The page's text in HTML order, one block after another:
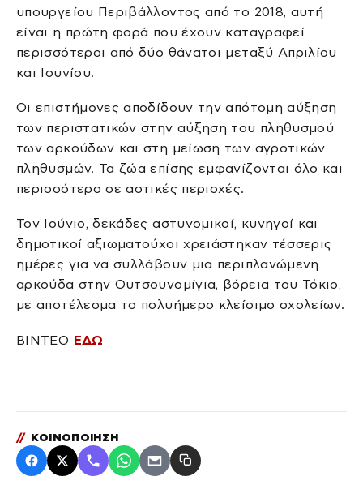
υπουργείου Περιβάλλοντος από το 2018, αυτή
είναι η πρώτη φορά που έχουν καταγραφεί
περισσότεροι από δύο θάνατοι μεταξύ Απριλίου
και Ιουνίου.
Οι επιστήμονες αποδίδουν την απότομη αύξηση
των περιστατικών στην αύξηση του πληθυσμού
των αρκούδων και στη μείωση των αγροτικών
πληθυσμών. Τα ζώα επίσης εμφανίζονται όλο και
περισσότερο σε αστικές περιοχές.
Τον Ιούνιο, δεκάδες αστυνομικοί, κυνηγοί και
δημοτικοί αξιωματούχοι χρειάστηκαν τέσσερις
ημέρες για να συλλάβουν μια περιπλανώμενη
αρκούδα στην Ουτσουνομίγια, βόρεια του Τόκιο,
με αποτέλεσμα το πολυήμερο κλείσιμο σχολείων.
ΒΙΝΤΕΟ ΕΔΩ
// ΚΟΙΝΟΠΟΙΗΣΗ